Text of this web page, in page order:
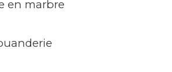
en marbre